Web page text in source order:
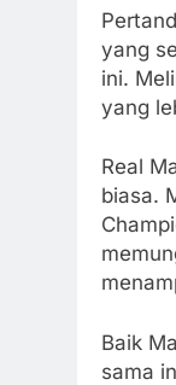
yang
ini.
yang
Real
biasa.
Baik
sama